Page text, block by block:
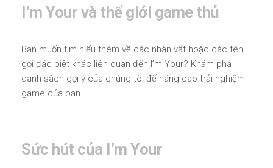
I’m Your và thế giới game thủ
Bạn muốn tìm hiểu thêm về các nhân vật hoặc các tên
gọi đặc biệt khác liên quan đến I’m Your? Khám phá
danh sách gợi ý của chúng tôi để nâng cao trải nghiệm
game của bạn.
Sức hút của I’m Your